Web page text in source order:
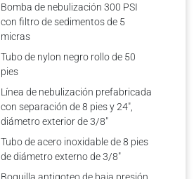
Bomba de nebulización 300 PSI
con filtro de sedimentos de 5
micras
Tubo de nylon negro rollo de 50
pies
Línea de nebulización prefabricada
con separación de 8 pies y 24″,
diámetro exterior de 3/8″
Tubo de acero inoxidable de 8 pies
de diámetro externo de 3/8″